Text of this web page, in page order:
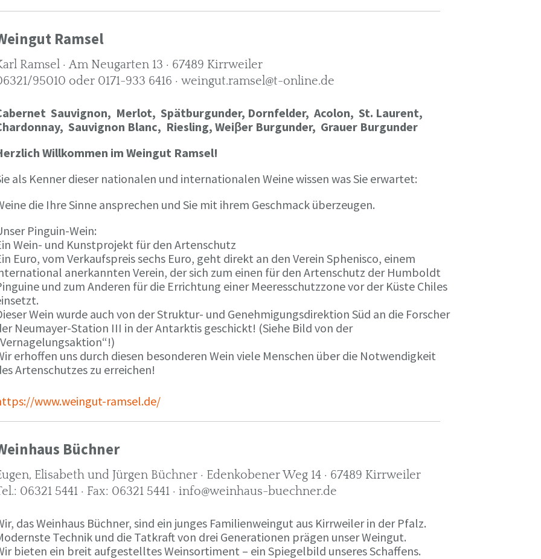
Ramsel
Ramsel · Am Neugarten 13 · 67489 Kirrweiler
95010 oder 0171-933 6416 · weingut.ramsel@t-online.de
Sauvignon, Merlot, Spätburgunder, Dornfelder, Acolon, St. Laurent,
Sauvignon Blanc, Riesling, Weiβer Burgunder, Grauer Burgunder
Willkommen im Weingut Ramsel!
als Kenner dieser nationalen und internationalen Weine wissen was Sie erwartet:
die Ihre Sinne ansprechen und Sie mit ihrem Geschmack überzeugen.
Pinguin-Wein:
Wein- und Kunstprojekt für den Artenschutz
Euro, vom Verkaufspreis sechs Euro, geht direkt an den Verein Sphenisco, einem
anerkannten Verein, der sich zum einen für den Artenschutz der Humboldt
und zum Anderen für die Errichtung einer Meeresschutzzone vor der Küste Chiles
Wein wurde auch von der Struktur- und Genehmigungsdirektion Süd an die Forscher
Neumayer-Station III in der Antarktis geschickt! (Siehe Bild von der
erhoffen uns durch diesen besonderen Wein viele Menschen über die Notwendigkeit
Artenschutzes zu erreichen!
www.weingut-ramsel.de/
Büchner
Elisabeth und Jürgen Büchner · Edenkobener Weg 14 · 67489 Kirrweiler
06321 5441 · Fax: 06321 5441 · info@weinhaus-buechner.de
das Weinhaus Büchner, sind ein junges Familienweingut aus Kirrweiler in der Pfalz.
Technik und die Tatkraft von drei Generationen prägen unser Weingut.
bieten ein breit aufgestelltes Weinsortiment – ein Spiegelbild unseres Schaffens.